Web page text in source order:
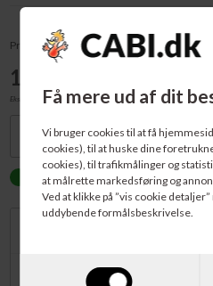
Få mere ud af dit
Vi bruger cookies til at få
cookies), til at huske dine
cookies), til trafikmålinger og
at målrette markedsføring og
Ved at klikke på ”vis cookie
uddybende formålsbeskrivelse.
Pris v/1 stk - pr. stk:
195,00
Ekskl. moms
PÅ LAGER. Forventet levering: 1-2
Original fabriksny Epson